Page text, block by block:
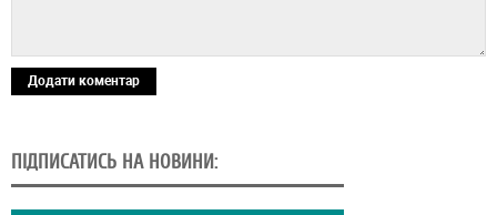
Додати коментар
ПІДПИСАТИСЬ НА НОВИНИ: